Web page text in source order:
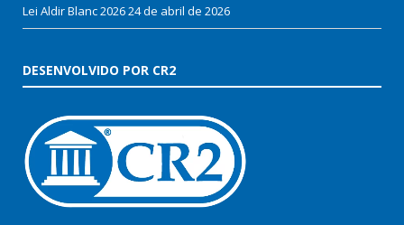
Lei Aldir Blanc 202624 de abril de 2026
DESENVOLVIDO POR CR2